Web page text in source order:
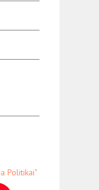
Politikai"